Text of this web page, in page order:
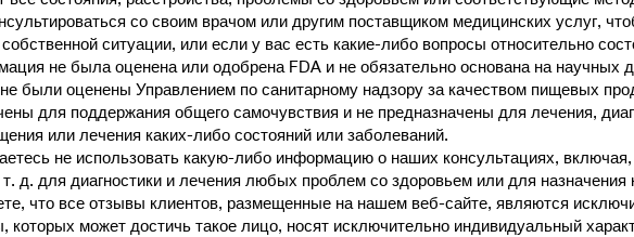
со своим врачом или другим поставщиком медицинских услуг,
ситуации, или если у вас есть какие-либо вопросы относительно
не была оценена или одобрена FDA и не обязательно основана на научных
были оценены Управлением по санитарному надзору за качеством пищевых
для поддержания общего самочувствия и не предназначены для лечения,
или лечения каких-либо состояний или заболеваний.
не использовать какую-либо информацию о наших консультациях,
т. д. для диагностики и лечения любых проблем со здоровьем или для назначения
что все отзывы клиентов, размещенные на нашем веб-сайте, являются
которых может достичь такое лицо, носят исключительно индивидуальный